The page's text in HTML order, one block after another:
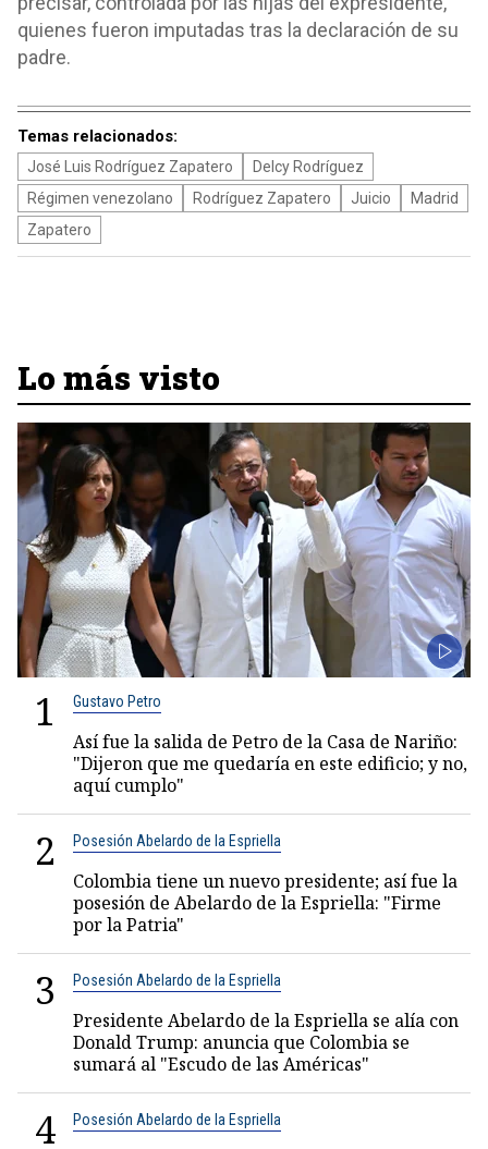
quienes fueron imputadas tras la declaración de su
padre.
Temas relacionados:
José Luis Rodríguez Zapatero
Delcy Rodríguez
Régimen venezolano
Rodríguez Zapatero Juicio
Madrid
Zapatero
Lo más visto
1 Gustavo Petro
Así fue la salida de Petro de la Casa de Nariño:
"Dijeron que me quedaría en este edificio; y no,
aquí cumplo"
2 Posesión Abelardo de la Espriella
Colombia tiene un nuevo presidente; así fue la
posesión de Abelardo de la Espriella: "Firme
por la Patria"
3 Posesión Abelardo de la Espriella
Presidente Abelardo de la Espriella se alía con
Donald Trump: anuncia que Colombia se
sumará al "Escudo de las Américas"
4 Posesión Abelardo de la Espriella